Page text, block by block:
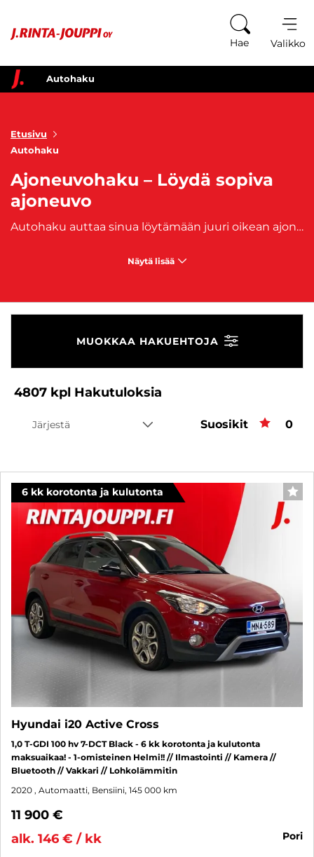
Hae Valikko
Autohaku
Etusivu
Autohaku
Ajoneuvohaku – Löydä sopiva
ajoneuvo
Autohaku auttaa sinua löytämään juuri oikean ajoneuvon laajasta valikoimasta. Hae autoja, pakettiautoja ja muita ajoneuvoja merkin, mallin, hinnan, käyttövoiman ja muiden ominaisuuksien perusteella. Ajoneuvohaku tekee ajoneuvojen etsimisestä helppoa ja nopeaa, ja löydät varmasti juuri sinun tarpeisiisi sopivan ajoneuvon. Käytä ajoneuvohakua ja tee autokaupasta vaivattomampaa!
Näytä lisää
MUOKKAA HAKUEHTOJA
4807 kpl Hakutuloksia
Järjestä Suosikit 0
6 kk korotonta ja kulutonta
Hyundai i20 Active Cross
1,0 T-GDI 100 hv 7-DCT Black - 6 kk korotonta ja kulutonta
maksuaikaa! - 1-omisteinen Helmi!! // Ilmastointi // Kamera //
Bluetooth // Vakkari // Lohkolämmitin
2020 , Automaatti, Bensiini, 145 000 km
11 900 €
alk. 146 € / kk
pori